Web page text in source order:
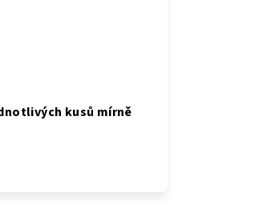
kusů mírně